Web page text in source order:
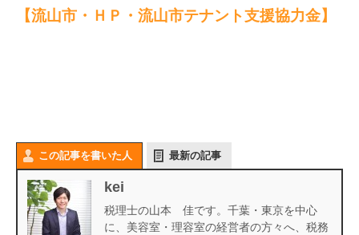
【流山市・ＨＰ・流山市テナント支援協力金】
この記事を書いた人 最新の記事
kei
税理士の山本 佳です。千葉・東京を中心
に、美容室・理容室の経営者の方々へ、税務